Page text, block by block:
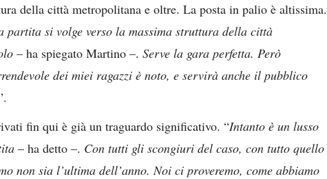
della città metropolitana e oltre. La posta in palio è altissima.
partita si volge verso la massima struttura della città
– ha spiegato Martino –. Serve la gara perfetta. Però
dei miei ragazzi è noto, e servirà anche il pubblico
fin qui è già un traguardo significativo. “Intanto è un lusso
– ha detto –. Con tutti gli scongiuri del caso, con tutto quello
non sia l’ultima dell’anno. Noi ci proveremo, come abbiamo